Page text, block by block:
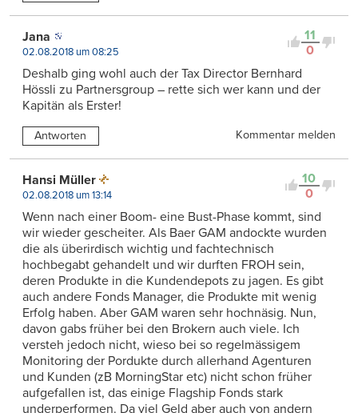
11
0
Jana
02.08.2018 um 08:25
Deshalb ging wohl auch der Tax Director Bernhard
Hössli zu Partnersgroup – rette sich wer kann und der
Kapitän als Erster!
Antworten Kommentar melden
10
0
Hansi Müller
02.08.2018 um 13:14
Wenn nach einer Boom- eine Bust-Phase kommt, sind
wir wieder gescheiter. Als Baer GAM andockte wurden
die als überirdisch wichtig und fachtechnisch
hochbegabt gehandelt und wir durften FROH sein,
deren Produkte in die Kundendepots zu jagen. Es gibt
auch andere Fonds Manager, die Produkte mit wenig
Erfolg haben. Aber GAM waren sehr hochnäsig. Nun,
davon gabs früher bei den Brokern auch viele. Ich
versteh jedoch nicht, wieso bei so regelmässigem
Monitoring der Pordukte durch allerhand Agenturen
und Kunden (zB MorningStar etc) nicht schon früher
aufgefallen ist, das einige Flagship Fonds stark
underperformen. Da viel Geld aber auch von andern